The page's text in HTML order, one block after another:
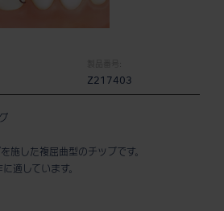
製品番号:
Z217403
施した複屈曲型のチップです。
適しています。